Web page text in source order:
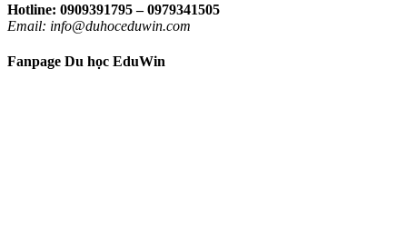
Hotline: 0909391795 – 0979341505
Email: info@duhoceduwin.com
Fanpage Du học EduWin